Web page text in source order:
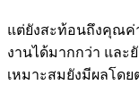
แต่ยังสะท้อนถึงคุณค่
งานได้มากกว่า และ
เหมาะสมยังมีผลโด